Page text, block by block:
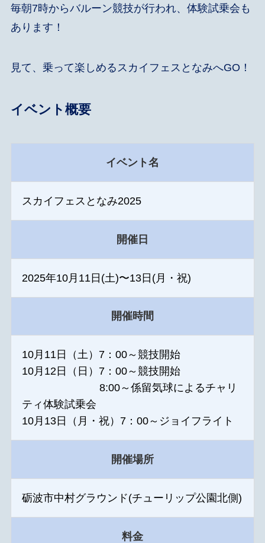
毎朝7時からバルーン競技が行われ、体験試乗会も
あります！
見て、乗って楽しめるスカイフェスとなみへGO！
イベント概要
イベント名
スカイフェスとなみ2025
開催日
2025年10月11日(土)〜13日(月・祝)
開催時間
10月11日（土）7：00～競技開始
10月12日（日）7：00～競技開始
8:00～係留気球によるチャリ
ティ体験試乗会
10月13日（月・祝）7：00～ジョイフライト
開催場所
砺波市中村グラウンド(チューリップ公園北側)
料金